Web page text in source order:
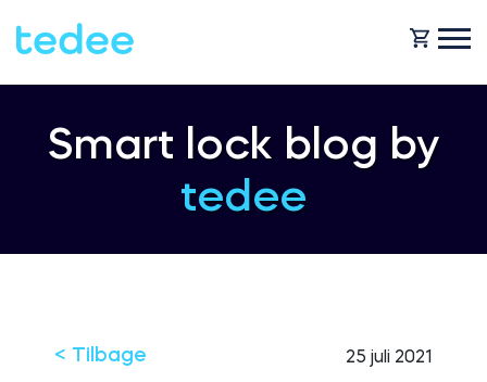
HVORDAN VIRKER DET?
Tedee GO
Smart lock blog by
tedee
< Tilbage 25 juli 2021